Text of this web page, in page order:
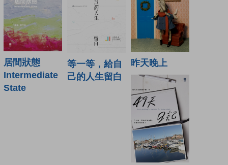
居間狀態
Intermediate
State
等一等，給自
己的人生留白
昨天晚上